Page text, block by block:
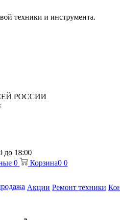
техники и инструмента.
РОССИИ
до 18:00
0 Корзина0 0
Акции Ремонт техники